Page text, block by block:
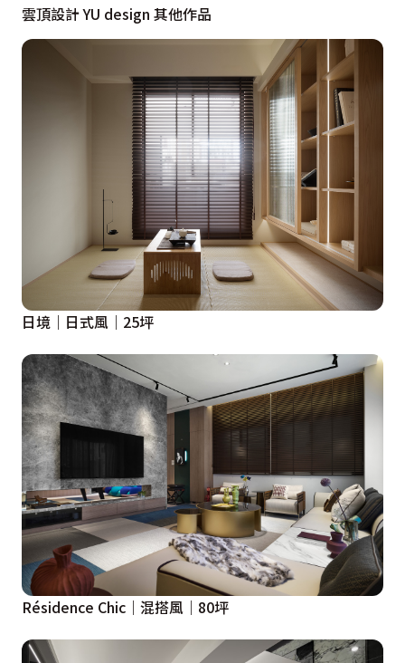
方向，材質的運用上以天然石材為主要基底，透過施工手
法讓石材在燈光中呈現高貴典雅的光暈，藉由鐵件層層堆
疊出奢雅精細的空間質感。
設計概念文字為【雲頂設計 YU design】提供
雲頂設計 YU design 其他作品
日境｜日式風｜25坪
Résidence Chic｜混搭風｜80坪